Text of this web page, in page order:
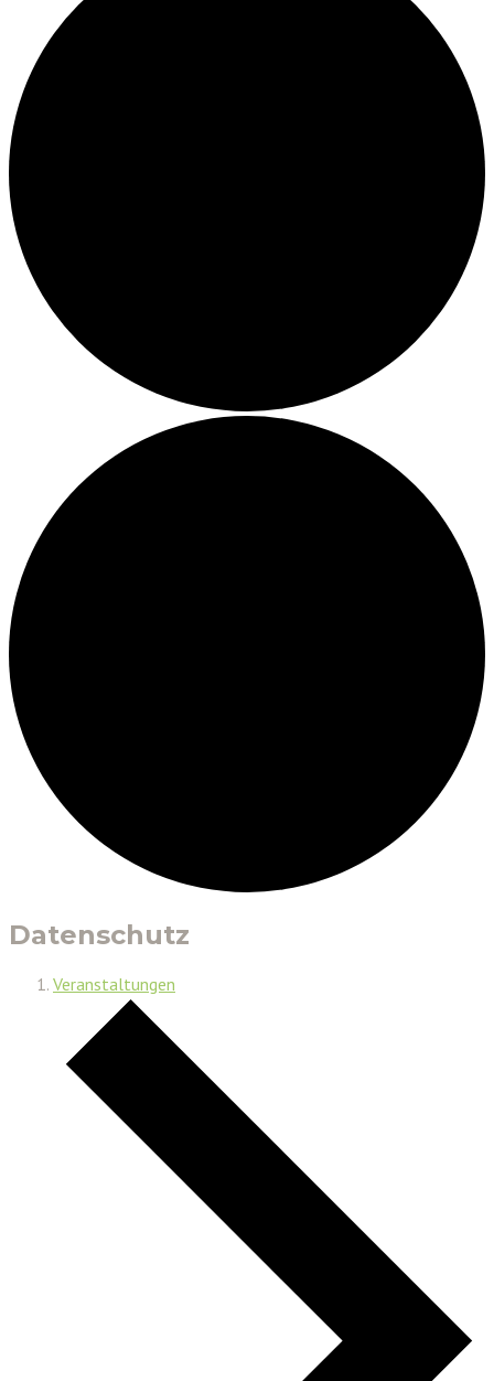
Datenschutz
Veranstaltungen